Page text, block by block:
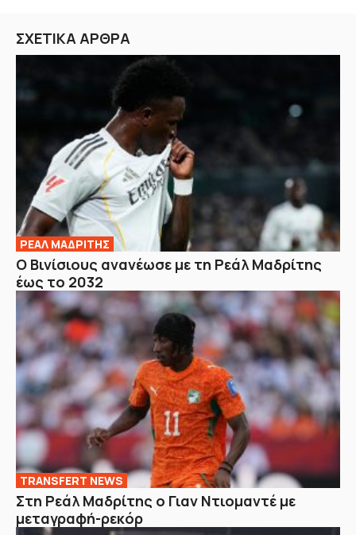
ΣΧΕΤΙΚΑ ΑΡΘΡΑ
ΡΕΑΛ ΜΑΔΡΙΤΗΣ
Ο Βινίσιους ανανέωσε με τη Ρεάλ Μαδρίτης
έως το 2032
TRANSFERT NEWS
Στη Ρεάλ Μαδρίτης ο Γιαν Ντιομαντέ με
μεταγραφή-ρεκόρ